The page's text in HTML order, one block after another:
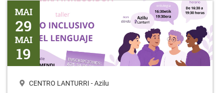
Tailerra HIZKUNTZAREN ERABILERA INKLUSIBOA
MAI
29
MAI
19
CENTRO LANTURRI - Azilu